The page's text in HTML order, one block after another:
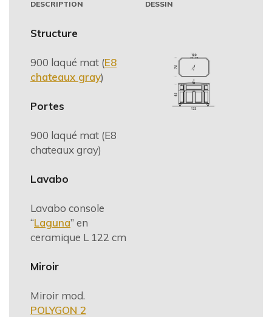
DESCRIPTION
Structure
900 laqué mat (E8
chateaux gray)
Portes
900 laqué mat (E8
chateaux gray)
Lavabo
Lavabo console
“Laguna” en
ceramique L 122 cm
Miroir
Miroir mod.
POLYGON 2
DESSIN